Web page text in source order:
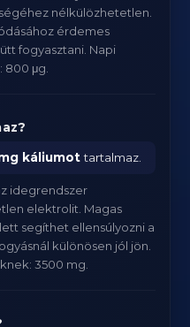
nélkülözhetetlen.
érdemes
fogyasztani. Napi
μg.
mg káliumottartalmaz.
idegrendszer
elektrolit. Magas
segíthet ellensúlyozni a
különösen jól jön.
3500 mg.